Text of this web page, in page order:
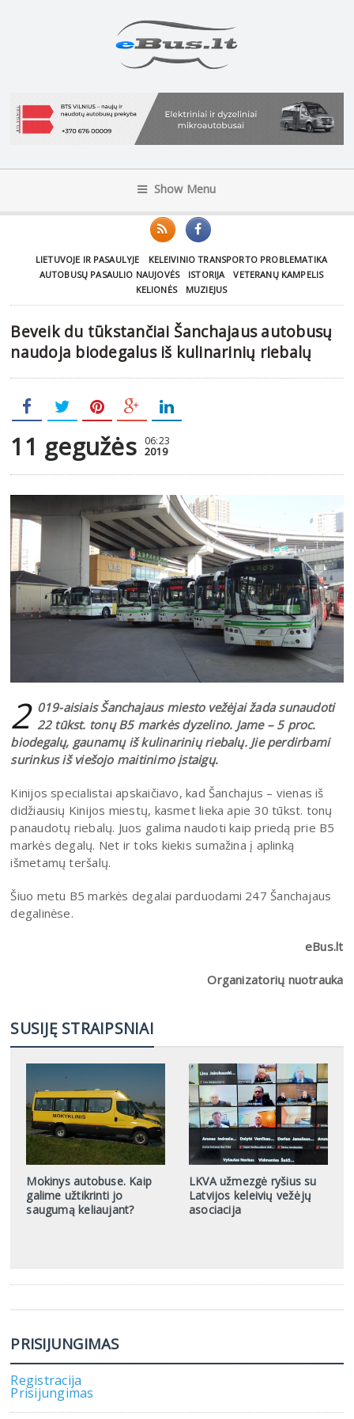
Show Menu
LIETUVOJE IR PASAULYJE
KELEIVINIO TRANSPORTO PROBLEMATIKA
AUTOBUSŲ PASAULIO NAUJOVĖS
ISTORIJA
VETERANŲ KAMPELIS
KELIONĖS
MUZIEJUS
Beveik du tūkstančiai Šanchajaus autobusų
naudoja biodegalus iš kulinarinių riebalų
11 gegužės 06:23
2019
2 019-aisiais Šanchajaus miesto vežėjai žada sunaudoti
22 tūkst. tonų В5 markės dyzelino. Jame – 5 proc.
biodegalų, gaunamų iš kulinarinių riebalų. Jie perdirbami
surinkus iš viešojo maitinimo įstaigų.
Kinijos specialistai apskaičiavo, kad Šanchajus – vienas iš
didžiausių Kinijos miestų, kasmet lieka apie 30 tūkst. tonų
panaudotų riebalų. Juos galima naudoti kaip priedą prie В5
markės degalų. Net ir toks kiekis sumažina į aplinką
išmetamų teršalų.
Šiuo metu В5 markės degalai parduodami 247 Šanchajaus
degalinėse.
eBus.lt
Organizatorių nuotrauka
SUSIJĘ STRAIPSNIAI
Mokinys autobuse. Kaip
galime užtikrinti jo
saugumą keliaujant?
LKVA užmezgė ryšius su
Latvijos keleivių vežėjų
asociacija
PRISIJUNGIMAS
Registracija
Prisijungimas